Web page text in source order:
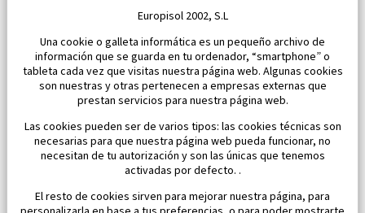
Europisol 2002, S.L
Una cookie o galleta informática es un pequeño archivo de
información que se guarda en tu ordenador, “smartphone” o
tableta cada vez que visitas nuestra página web. Algunas cookies
son nuestras y otras pertenecen a empresas externas que
prestan servicios para nuestra página web.
Las cookies pueden ser de varios tipos: las cookies técnicas son
necesarias para que nuestra página web pueda funcionar, no
necesitan de tu autorización y son las únicas que tenemos
activadas por defecto. .
El resto de cookies sirven para mejorar nuestra página, para